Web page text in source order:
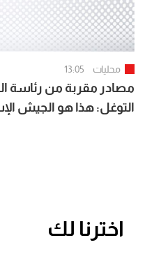
محليات 13:05
مصادر مقربة من رئاسة
التوغل: هذا هو الجيش
اخترنا لك